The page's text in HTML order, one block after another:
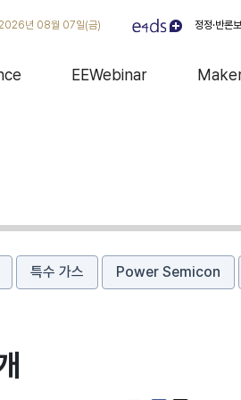
년 08월 07일(금) 정정·반론
EEWebinar
특수 가스 Power Semicon